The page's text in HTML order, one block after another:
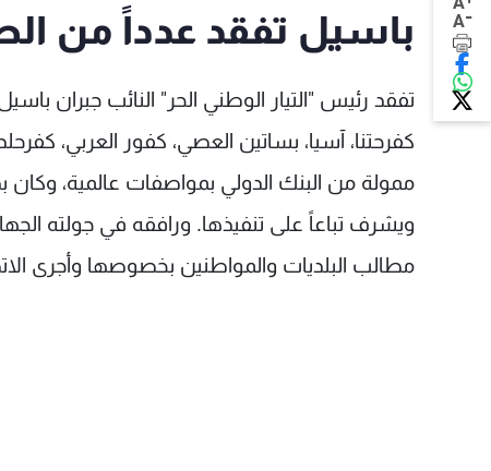
A- باسيل تفقد عدداً من
تفقد رئيس "التيار الوطني الحر" النائب جبران
كفرحتنا، آسيا، بساتين العصي، كفور العربي،
ويشرف تباعاً على تنفيذها. ورافقه في جولته
مطالب البلديات والمواطنين بخصوصها وأجرى